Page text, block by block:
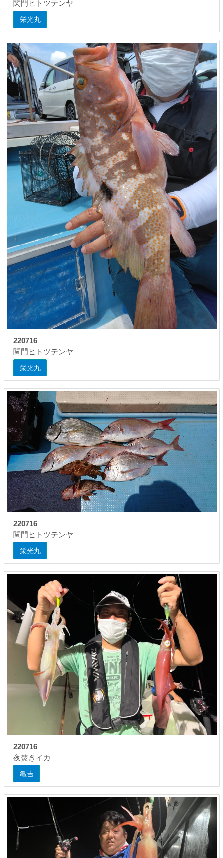
関門ヒトツテンヤ
栄光丸
220716
関門ヒトツテンヤ
栄光丸
220716
関門ヒトツテンヤ
栄光丸
220716
夜焚きイカ
亀吉